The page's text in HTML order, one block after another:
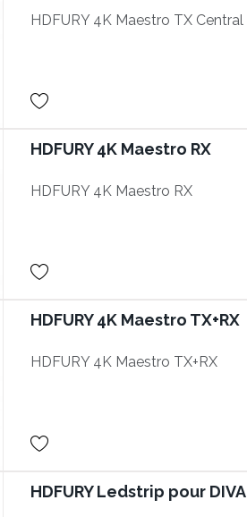
HDFURY 4K Maestro TX Central
HDFURY 4K Maestro RX
HDFURY 4K Maestro RX
HDFURY 4K Maestro TX+RX
HDFURY 4K Maestro TX+RX
HDFURY Ledstrip pour DIVA